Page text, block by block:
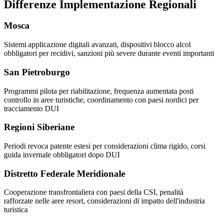
Differenze Implementazione Regionali
Mosca
Sistemi applicazione digitali avanzati, dispositivi blocco alcol
obbligatori per recidivi, sanzioni più severe durante eventi importanti
San Pietroburgo
Programmi pilota per riabilitazione, frequenza aumentata posti
controllo in aree turistiche, coordinamento con paesi nordici per
tracciamento DUI
Regioni Siberiane
Periodi revoca patente estesi per considerazioni clima rigido, corsi
guida invernale obbligatori dopo DUI
Distretto Federale Meridionale
Cooperazione transfrontaliera con paesi della CSI, penalità
rafforzate nelle aree resort, considerazioni di impatto dell'industria
turistica